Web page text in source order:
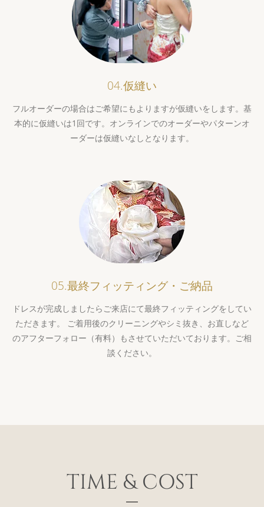
04.仮縫い
フルオーダーの場合はご希望にもよりますが仮縫いをします。基
本的に仮縫いは1回です。オンラインでのオーダーやパターンオ
ーダーは仮縫いなしとなります。
05.最終フィッティング・ご納品
ドレスが完成しましたらご来店にて最終フィッティングをしてい
ただきます。 ご着用後のクリーニングやシミ抜き、お直しなど
のアフターフォロー（有料）もさせていただいております。ご相
談ください。
TIME & COST